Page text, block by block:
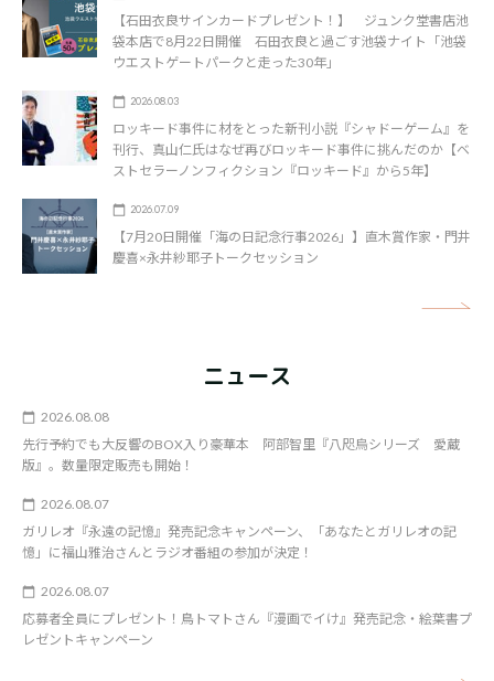
【石田衣良サインカードプレゼント！】 ジュンク堂書店池
袋本店で8月22日開催 石田衣良と過ごす池袋ナイト「池袋
ウエストゲートパークと走った30年」
2026.08.03
ロッキード事件に材をとった新刊小説『シャドーゲーム』を
刊行、真山仁氏はなぜ再びロッキード事件に挑んだのか【ベ
ストセラーノンフィクション『ロッキード』から5年】
2026.07.09
【7月20日開催「海の日記念行事2026」】直木賞作家・門井
慶喜×永井紗耶子トークセッション
ニュース
2026.08.08
先行予約でも大反響のBOX入り豪華本 阿部智里『八咫烏シリーズ 愛蔵
版』。数量限定販売も開始！
2026.08.07
ガリレオ『永遠の記憶』発売記念キャンペーン、「あなたとガリレオの記
憶」に福山雅治さんとラジオ番組の参加が決定！
2026.08.07
応募者全員にプレゼント！鳥トマトさん『漫画でイけ』発売記念・絵葉書プ
レゼントキャンペーン